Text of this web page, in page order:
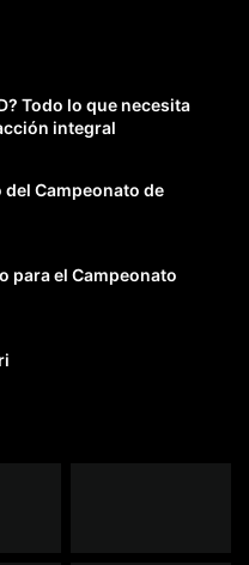
Todo lo que necesita
integral
Campeonato de
para el Campeonato